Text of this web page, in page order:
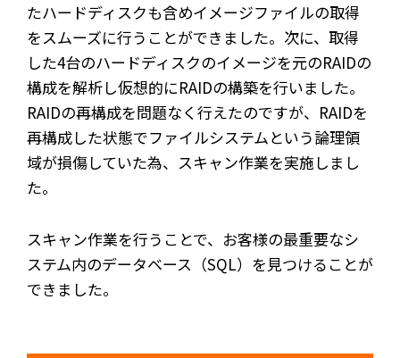
たハードディスクも含めイメージファイルの取得
をスムーズに行うことができました。次に、取得
した4台のハードディスクのイメージを元のRAIDの
構成を解析し仮想的にRAIDの構築を行いました。
RAIDの再構成を問題なく行えたのですが、RAIDを
再構成した状態でファイルシステムという論理領
域が損傷していた為、スキャン作業を実施しまし
た。
スキャン作業を行うことで、お客様の最重要なシ
ステム内のデータベース（SQL）を見つけることが
できました。